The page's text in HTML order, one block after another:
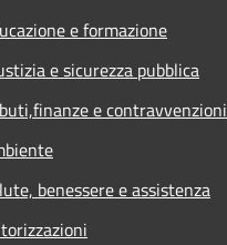
e formazione
e sicurezza pubblica
e contravvenzioni
benessere e assistenza